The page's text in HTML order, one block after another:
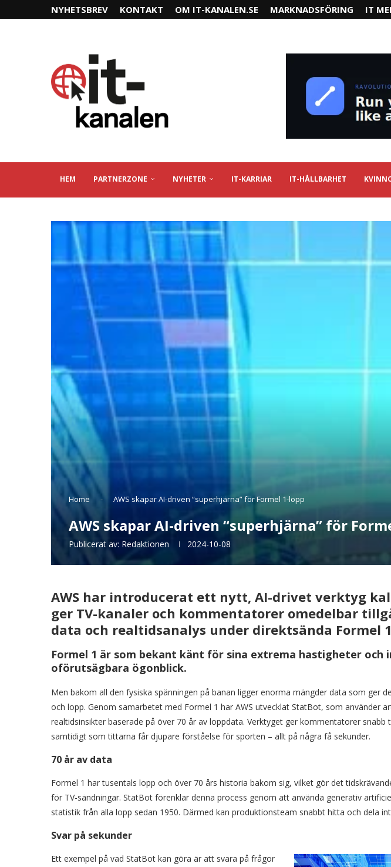
NYHETSBREV KONTAKT OM IT-KANALEN.SE MARKNADSFÖRING IT
HEM PARTNERZONE NYHETER IT-KARRIAR IT-HÅLLBARHET
Home - AWS skapar AI-driven “superhjärna” för Formel 1-lopp
AWS skapar AI-driven “superhjärna” för
Publicerat av: Redaktionen 2024-10-08
AWS har introducerat ett nytt, AI-drivet verktyg
ger TV-kanaler och kommentatorer omedelbar
data och realtidsanalys under direktsända Formel
Formel 1 är som bekant känt för sina extrema hastigheter och
oförutsägbara ögonblick.
Men bakom all den fysiska spänningen på banan ligger enorma mängder data som ger
och lopp. Genom samarbetet med Formel 1 har AWS utvecklat StatBot, som använder
realtidsinsikter baserade på över 70 år av loppdata. Verktyget ger kommentatorer snabb
samtidigt som tittarna får djupare förståelse för sporten – allt på några få sekunder.
70 år av data
Formel 1 har tusentals lopp och över 70 års historia bakom sig, vilket gör det
för TV-sändningar. StatBot förenklar denna process genom att använda generativ
statistik från alla lopp sedan 1950. Därmed kan produktionsteam snabbt hitta och dela
Svar på sekunder
Ett exempel på vad StatBot kan göra är att svara på frågor